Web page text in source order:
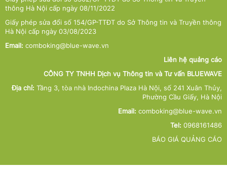
thông Hà Nội cấp ngày 08/11/2022
Giấy phép sửa đổi số 154/GP-TTĐT do Sở Thông tin và Truyền thông
Hà Nội cấp ngày 03/08/2023
Email: comboking@blue-wave.vn
Liên hệ quảng cáo
CÔNG TY TNHH Dịch vụ Thông tin và Tư vấn BLUEWAVE
Địa chỉ: Tầng 3, tòa nhà Indochina Plaza Hà Nội, số 241 Xuân Thủy,
Phường Cầu Giấy, Hà Nội
Email: comboking@blue-wave.vn
Tel: 0968161486
BÁO GIÁ QUẢNG CÁO